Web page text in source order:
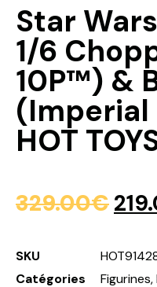
Star
1/6
10P™) &
(Imperial
HOT
329.00€
SKU
Catégories
Figurines,